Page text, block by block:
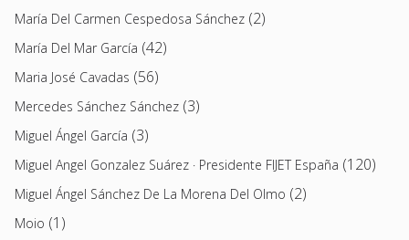
María Del Carmen Cespedosa Sánchez (2)
María Del Mar García (42)
Maria José Cavadas (56)
Mercedes Sánchez Sánchez (3)
Miguel Ángel García (3)
Miguel Angel Gonzalez Suárez · Presidente FIJET España (120)
Miguel Ángel Sánchez De La Morena Del Olmo (2)
Moio (1)